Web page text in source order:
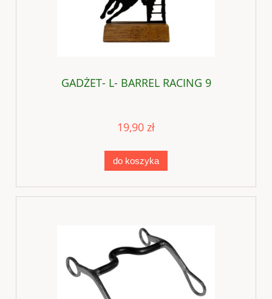
GADŻET- L- BARREL RACING 9
19,90 zł
do koszyka